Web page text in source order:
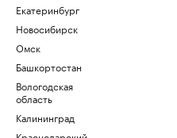
Екатеринбург
Новосибирск
Омск
Башкортостан
Вологодская
область
Калининград